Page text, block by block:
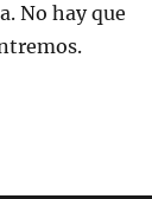
No hay que